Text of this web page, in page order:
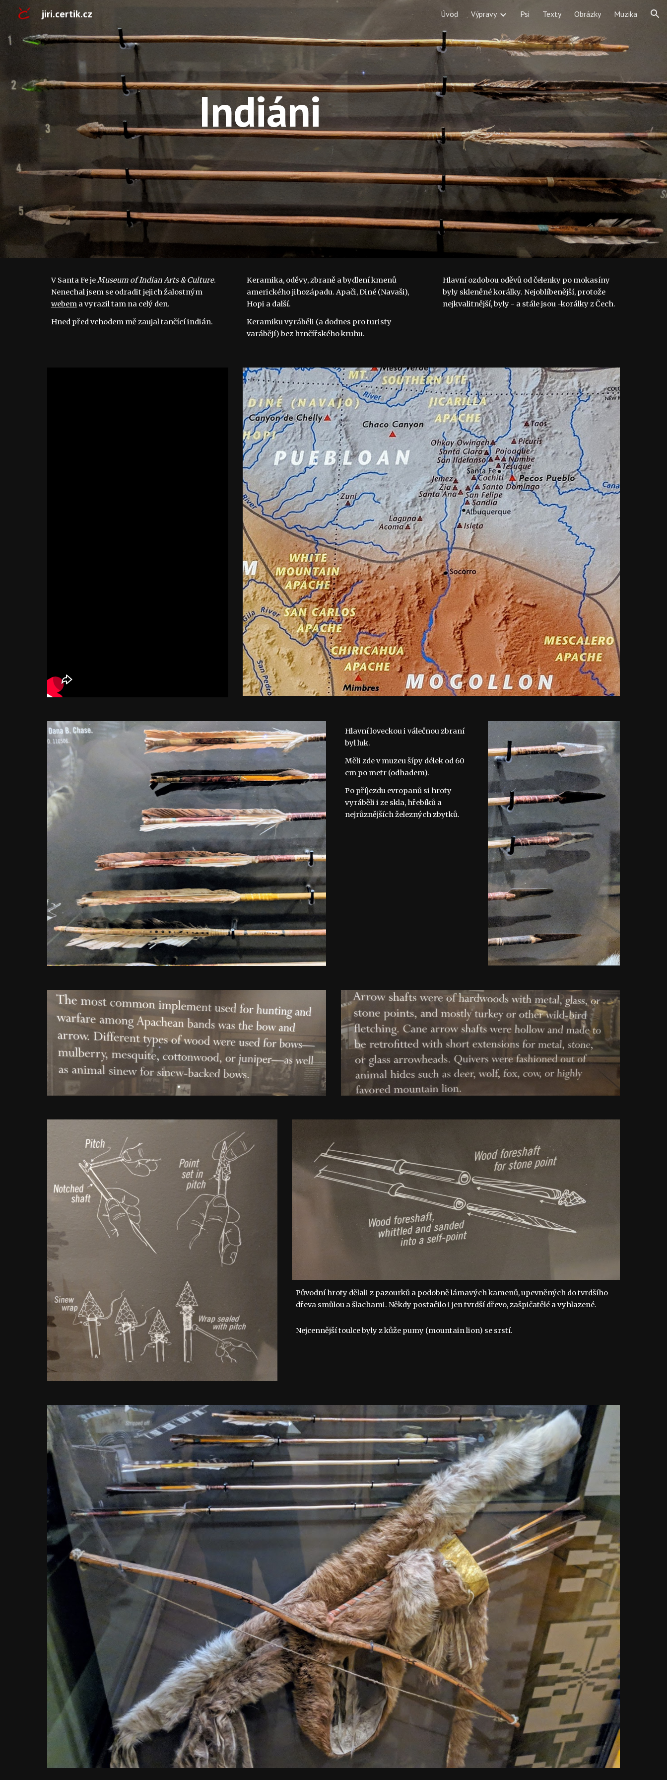
Skip to navigation
jiri.certik.cz Úvod Výpravy Psi Texty Obrázky Muzika
Indiáni
V Santa Fe je Museum of Indian Arts & Culture.
Nenechal jsem se odradit jejich žalostným
webem a vyrazil tam na celý den.
Hned před vchodem mě zaujal tančící indián.
Keramika, oděvy, zbraně a bydlení kmenů
amerického jihozápadu. Apači, Diné (Navaši),
Hopi a další.
Keramiku vyráběli (a dodnes pro turisty
varábějí) bez hrnčířského kruhu.
Hlavní ozdobou oděvů od čelenky po mokasíny
byly skleněné korálky. Nejoblíbenější, protože
nejkvalitnější, byly - a stále jsou -korálky z Čech.
Hlavní loveckou i válečnou zbraní
byl luk.
Měli zde v muzeu šípy délek od 60
cm po metr (odhadem).
Po příjezdu evropanů si hroty
vyráběli i ze skla, hřebíků a
nejrůznějších železných zbytků.
Původní hroty dělali z pazourků a podobně lámavých kamenů, upevněných do tvrdšího
dřeva smůlou a šlachami. Někdy postačilo i jen tvrdší dřevo, zašpičatělé a vyhlazené.
Nejcennější toulce byly z kůže pumy (mountain lion) se srstí.